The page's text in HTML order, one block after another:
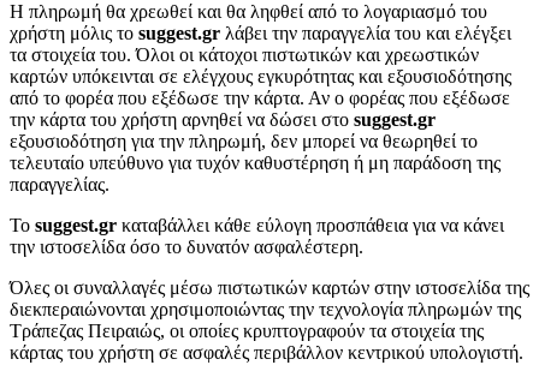
Η πληρωμή θα χρεωθεί και θα ληφθεί από το λογαριασμό του
χρήστη μόλις το suggest.gr λάβει την παραγγελία του και ελέγξει
τα στοιχεία του. Όλοι οι κάτοχοι πιστωτικών και χρεωστικών
καρτών υπόκεινται σε ελέγχους εγκυρότητας και εξουσιοδότησης
από το φορέα που εξέδωσε την κάρτα. Αν ο φορέας που εξέδωσε
την κάρτα του χρήστη αρνηθεί να δώσει στο suggest.gr
εξουσιοδότηση για την πληρωμή, δεν μπορεί να θεωρηθεί το
τελευταίο υπεύθυνο για τυχόν καθυστέρηση ή μη παράδοση της
παραγγελίας.
Το suggest.gr καταβάλλει κάθε εύλογη προσπάθεια για να κάνει
την ιστοσελίδα όσο το δυνατόν ασφαλέστερη.
Όλες οι συναλλαγές μέσω πιστωτικών καρτών στην ιστοσελίδα της
διεκπεραιώνονται χρησιμοποιώντας την τεχνολογία πληρωμών της
Τράπεζας Πειραιώς, οι οποίες κρυπτογραφούν τα στοιχεία της
κάρτας του χρήστη σε ασφαλές περιβάλλον κεντρικού υπολογιστή.